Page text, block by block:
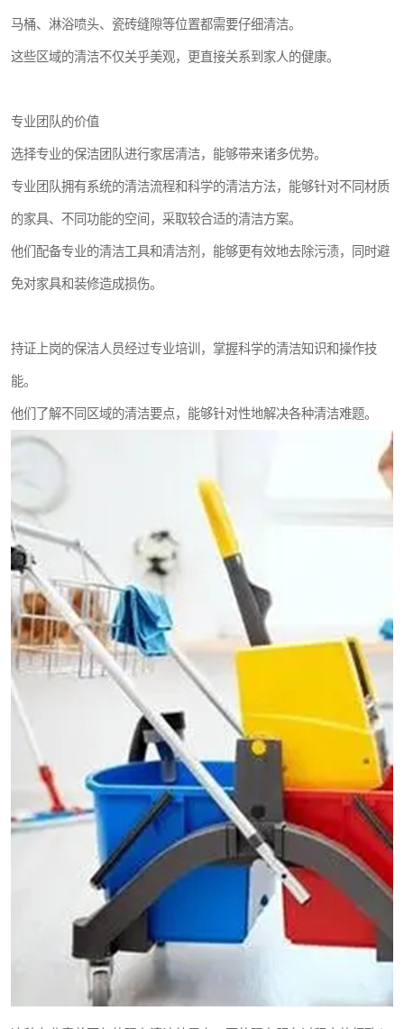
马桶、淋浴喷头、瓷砖缝隙等位置都需要仔细清洁。
这些区域的清洁不仅关乎美观，更直接关系到家人的健康。
专业团队的价值
选择专业的保洁团队进行家居清洁，能够带来诸多优势。
专业团队拥有系统的清洁流程和科学的清洁方法，能够针对不同材质
的家具、不同功能的空间，采取较合适的清洁方案。
他们配备专业的清洁工具和清洁剂，能够更有效地去除污渍，同时避
免对家具和装修造成损伤。
持证上岗的保洁人员经过专业培训，掌握科学的清洁知识和操作技
能。
他们了解不同区域的清洁要点，能够针对性地解决各种清洁难题。